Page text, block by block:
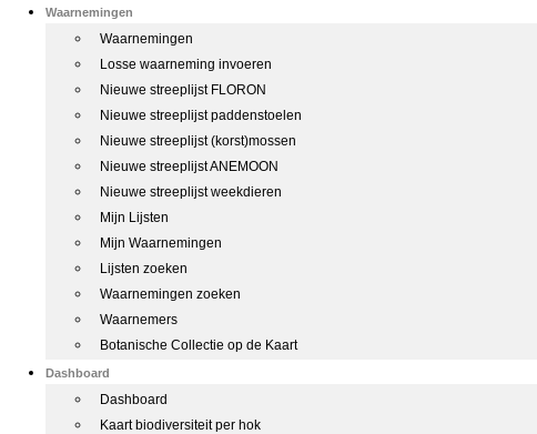
Waarnemingen
Waarnemingen
Losse waarneming invoeren
Nieuwe streeplijst FLORON
Nieuwe streeplijst paddenstoelen
Nieuwe streeplijst (korst)mossen
Nieuwe streeplijst ANEMOON
Nieuwe streeplijst weekdieren
Mijn Lijsten
Mijn Waarnemingen
Lijsten zoeken
Waarnemingen zoeken
Waarnemers
Botanische Collectie op de Kaart
Dashboard
Dashboard
Kaart biodiversiteit per hok